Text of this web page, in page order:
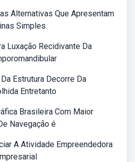
Alternativas Que Apresentam
Simples.
Luxação Recidivante Da
Estrutura Decorre Da
Entretanto
Brasileira Com Maior
Navegação é
A Atividade Empreendedora